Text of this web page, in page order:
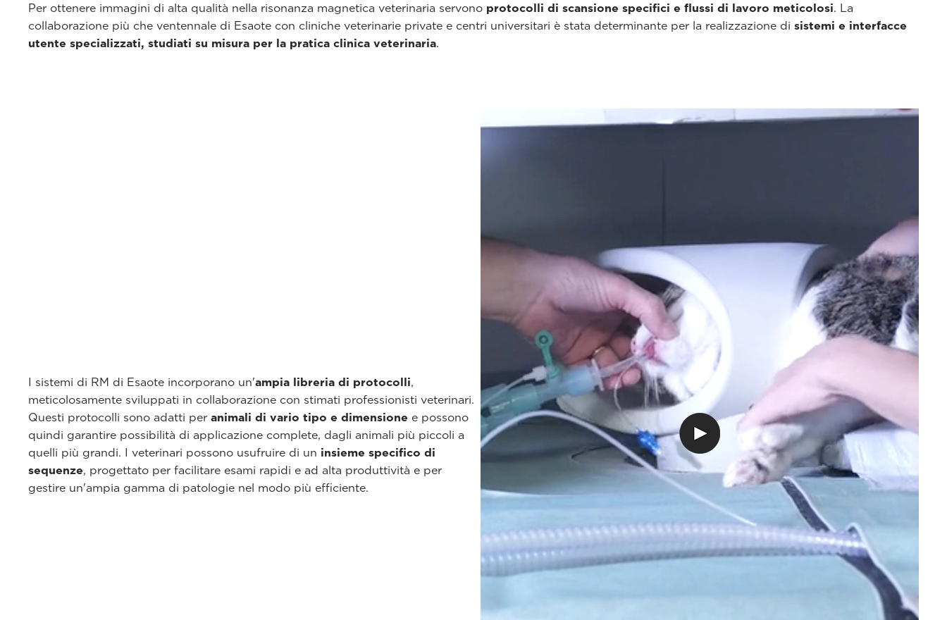
Per ottenere immagini di alta qualità nella risonanza magnetica veterinaria servono protocolli di scansione specifici e flussi di lavoro meticolosi. La
collaborazione più che ventennale di Esaote con cliniche veterinarie private e centri universitari è stata determinante per la realizzazione di sistemi e interfacce
utente specializzati, studiati su misura per la pratica clinica veterinaria.
I sistemi di RM di Esaote incorporano un'ampia libreria di protocolli,
meticolosamente sviluppati in collaborazione con stimati professionisti veterinari.
Questi protocolli sono adatti per animali di vario tipo e dimensione e possono
quindi garantire possibilità di applicazione complete, dagli animali più piccoli a
quelli più grandi. I veterinari possono usufruire di un insieme specifico di
sequenze, progettato per facilitare esami rapidi e ad alta produttività e per
gestire un'ampia gamma di patologie nel modo più efficiente.